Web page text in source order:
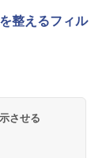
日本語説明書
得】黒/白 モ
27型 240Hz/2
ゲーミングモ
フホワイト
ック
Milli, ATL Jacob
ATL Jacob
ス 500ml ×24本
含有 水 ミネラル
岡県産 500ミリリ
タル版ビッグガ
角川コミックス・
整えるフィル
させる